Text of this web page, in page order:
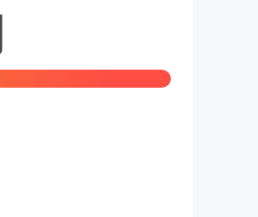
ン